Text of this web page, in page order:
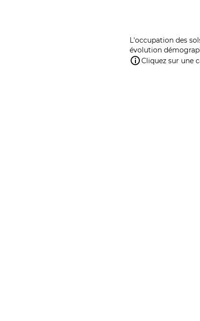
L'occupation des
évolution
Cliquez sur une